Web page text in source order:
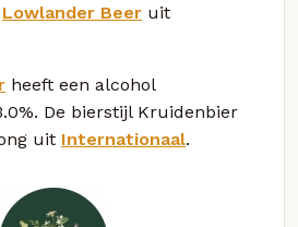
Lowlander Beer uit
heeft een alcohol
De bierstijl Kruidenbier
uit Internationaal.